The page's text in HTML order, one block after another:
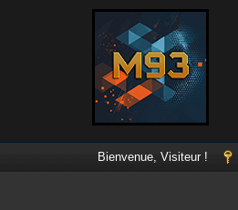
Bienvenue, Visiteur !